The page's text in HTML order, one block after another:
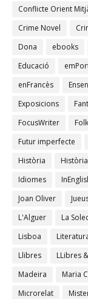
Conflicte Orient
Crime Novel
Dona
ebooks
Educació
enFrancès
Exposicions
FocusWriter
Folk
Futur imperfecte
Història
Idiomes
Joan Oliver
L'Alguer
La
Lisboa
Llibres
LLibres
Madeira
Maria
Microrelat